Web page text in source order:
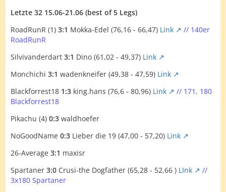
Letzte 32 15.06-21.06 (best of 5 Legs)
RoadRunR (1) 3:1 Mokka-Edel (76,16 - 66,47) Link
// 140er
RoadRunR
Silvivanderdart 3:1 Dino (61,02 - 49,37) Link
Monchichi 3:1 wadenkneifer (49,38 - 47,59) Link
Blackforrest18 1:3 king.hans (76,6 - 80,96) Link
// 171, 180
Blackforrest18
Pikachu (4) 0:3 waldhoefer
NoGoodName 0:3 Lieber die 19 (47,00 - 57,20) Link
26-Average 3:1 maxisr
Spartaner 3:0 Crusi-the Dogfather (65,28 - 52,66 ) LInk
//
3x180 Spartaner